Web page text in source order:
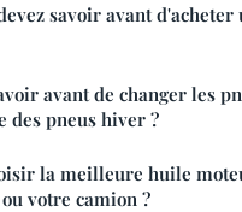
savoir avant d'acheter
avant de changer les
des pneus hiver ?
la meilleure huile
votre camion ?